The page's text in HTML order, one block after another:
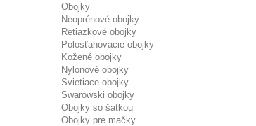
Obojky
Neoprénové obojky
Retiazkové obojky
Polosťahovacie obojky
Kožené obojky
Nylonové obojky
Svietiace obojky
Swarowski obojky
Obojky so šatkou
Obojky pre mačky